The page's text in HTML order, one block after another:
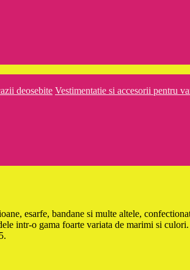
deosebite Vestimentatie si accesorii pentru
esarfe, bandane si multe altele,
intr-o gama foarte variata de marimi si